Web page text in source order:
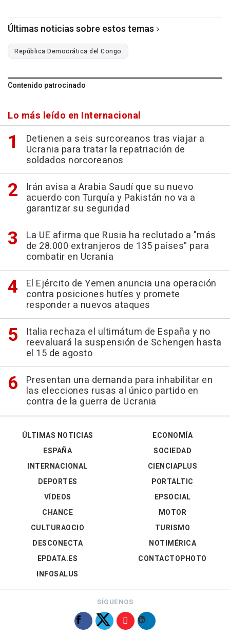
Últimas noticias sobre estos temas
República Democrática del Congo
Contenido patrocinado
Lo más leído en Internacional
Detienen a seis surcoreanos tras viajar a
Ucrania para tratar la repatriación de
soldados norcoreanos
Irán avisa a Arabia Saudí que su nuevo
acuerdo con Turquía y Pakistán no va a
garantizar su seguridad
La UE afirma que Rusia ha reclutado a "más
de 28.000 extranjeros de 135 países" para
combatir en Ucrania
El Ejército de Yemen anuncia una operación
contra posiciones hutíes y promete
responder a nuevos ataques
Italia rechaza el ultimátum de España y no
reevaluará la suspensión de Schengen hasta
el 15 de agosto
Presentan una demanda para inhabilitar en
las elecciones rusas al único partido en
contra de la guerra de Ucrania
ÚLTIMAS NOTICIAS
ESPAÑA
INTERNACIONAL
DEPORTES
VÍDEOS
ECONOMÍA
SOCIEDAD
CIENCIAPLUS
PORTALTIC
EPSOCIAL
CHANCE
CULTURAOCIO
DESCONECTA
EPDATA.ES
INFOSALUS
MOTOR
TURISMO
NOTIMÉRICA
CONTACTOPHOTO
SÍGUENOS